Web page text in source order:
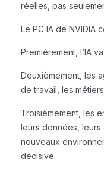
réelles, pas
Le PC IA de NVIDIA
Premièrement, l’IA
Deuxièmement, les
de travail, les
Troisièmement, les
leurs données,
nouveaux
décisive.